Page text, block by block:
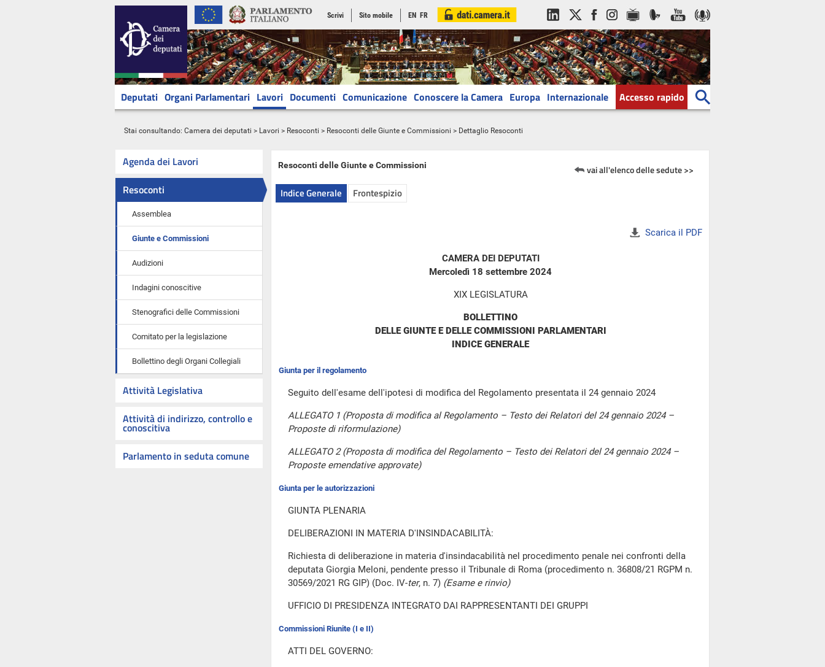
Scrivi Sito mobile EN FR
Deputati Organi Parlamentari Lavori Documenti Comunicazione Conoscere la Camera Europa Internazionale Accesso rapido
Stai consultando: Camera dei deputati > Lavori > Resoconti > Resoconti delle Giunte e Commissioni > Dettaglio Resoconti
Agenda dei Lavori
Resoconti
Assemblea
Giunte e Commissioni
Audizioni
Indagini conoscitive
Stenografici delle Commissioni
Comitato per la legislazione
Bollettino degli Organi Collegiali
Attività Legislativa
Attività di indirizzo, controllo e
conoscitiva
Parlamento in seduta comune
Resoconti delle Giunte e Commissioni vai all'elenco delle sedute >>
Indice Generale Frontespizio
Scarica il PDF
CAMERA DEI DEPUTATI
Mercoledì 18 settembre 2024
XIX LEGISLATURA
BOLLETTINO
DELLE GIUNTE E DELLE COMMISSIONI PARLAMENTARI
INDICE GENERALE
Giunta per il regolamento
Seguito dell'esame dell'ipotesi di modifica del Regolamento presentata il 24 gennaio 2024
ALLEGATO 1 (Proposta di modifica al Regolamento – Testo dei Relatori del 24 gennaio 2024 –
Proposte di riformulazione)
ALLEGATO 2 (Proposta di modifica del Regolamento – Testo dei Relatori del 24 gennaio 2024 –
Proposte emendative approvate)
Giunta per le autorizzazioni
GIUNTA PLENARIA
DELIBERAZIONI IN MATERIA D'INSINDACABILITÀ:
Richiesta di deliberazione in materia d'insindacabilità nel procedimento penale nei confronti della
deputata Giorgia Meloni, pendente presso il Tribunale di Roma (procedimento n. 36808/21 RGPM n.
30569/2021 RG GIP) (Doc. IV-ter, n. 7) (Esame e rinvio)
UFFICIO DI PRESIDENZA INTEGRATO DAI RAPPRESENTANTI DEI GRUPPI
Commissioni Riunite (I e II)
ATTI DEL GOVERNO: